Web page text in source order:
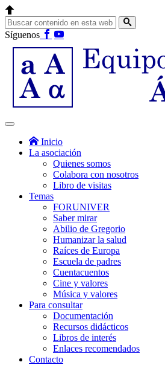
Síguenos
Inicio
La asociación
Quienes somos
Colabora con nosotros
Libro de visitas
Temas
FORUNIVER
Saber mirar
Abilio de Gregorio
Humanizar la salud
Raíces de Europa
Escuela de padres
Cuentacuentos
Cine y valores
Música y valores
Para consultar
Documentación
Recursos didácticos
Libros de interés
Enlaces recomendados
Contacto